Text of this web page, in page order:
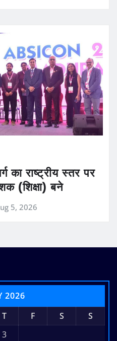
का राष्ट्रीय स्तर पर
(शिक्षा) बने
5, 2026
2026
T F S
S
3